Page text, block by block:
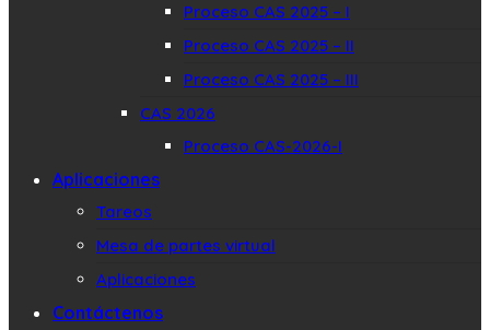
Proceso CAS 2025 – I
Proceso CAS 2025 – II
Proceso CAS 2025 – III
CAS 2026
Proceso CAS-2026-I
Aplicaciones
Tareos
Mesa de partes virtual
Aplicaciones
Contáctenos